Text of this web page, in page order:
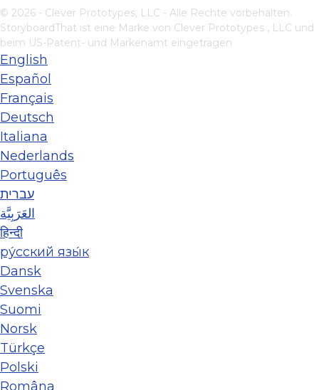
© 2026 - Clever Prototypes, LLC - Alle Rechte vorbehalten.
StoryboardThat ist eine Marke von Clever Prototypes , LLC und
beim US-Patent- und Markenamt eingetragen
English
Español
Français
Deutsch
Italiana
Nederlands
Português
עברית
العَرَبِيَّة
हिन्दी
ру́сский язы́к
Dansk
Svenska
Suomi
Norsk
Türkçe
Polski
Româna